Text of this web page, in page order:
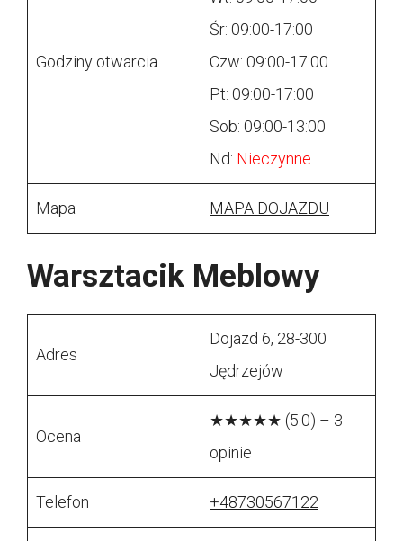
Godziny otwarcia
Śr: 09:00-17:00
Czw: 09:00-17:00
Pt: 09:00-17:00
Sob: 09:00-13:00
Nd: Nieczynne
Mapa MAPA DOJAZDU
Warsztacik Meblowy
Adres
Dojazd 6, 28-300
Jędrzejów
Ocena
★★★★★ (5.0) – 3
opinie
Telefon +48730567122